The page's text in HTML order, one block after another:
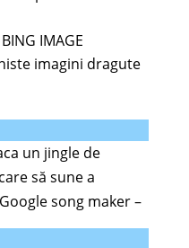
IMAGE
niste imagini dragute
un jingle de
să sune a
song maker –